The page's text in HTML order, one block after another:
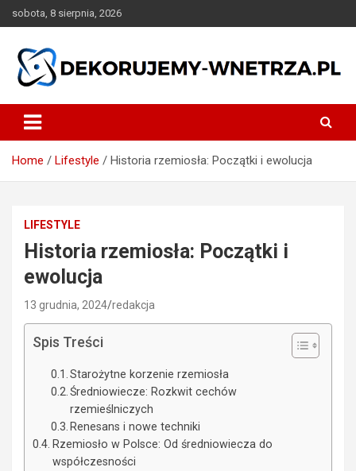
to
sobota, 8 sierpnia, 2026
dekorujemy-wnetrza.pl
Home Lifestyle Historia rzemiosła: Początki i ewolucja
LIFESTYLE
Historia rzemiosła: Początki i
ewolucja
13 grudnia, 2024 redakcja
Spis Treści
Starożytne korzenie rzemiosła
Średniowiecze: Rozkwit cechów
rzemieślniczych
Renesans i nowe techniki
Rzemiosło w Polsce: Od średniowiecza do
współczesności